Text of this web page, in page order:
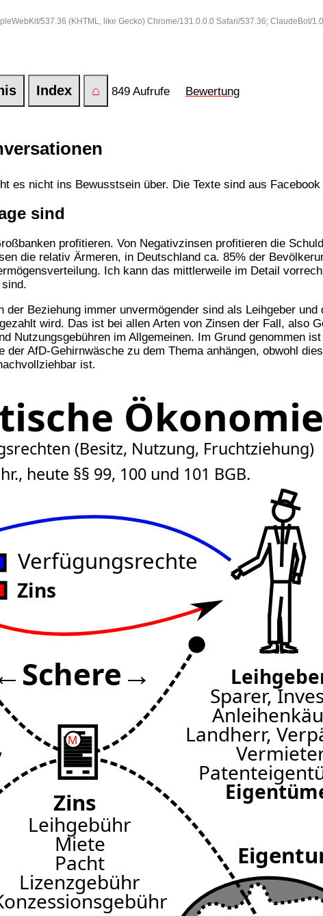
537.36 (KHTML, like Gecko) Chrome/131.0.0.0 Safari/537.36; ClaudeBot/
Index ⌂ 849 Aufrufe Bewertung
es nicht ins Bewusstsein über. Die Texte sind aus Facebook
sind
profitieren. Von Negativzinsen profitieren die
die relativ Ärmeren, in Deutschland ca. 85% der
Ich kann das mittlerweile im Detail
Beziehung immer unvermögender sind als Leihgeber
wird. Das ist bei allen Arten von Zinsen der Fall, also
Nutzungsgebühren im Allgemeinen. Im Grund genommen
AfD-Gehirnwäsche zu dem Thema anhängen, obwohl
ist.